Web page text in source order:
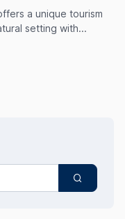
a unique tourism
setting with...